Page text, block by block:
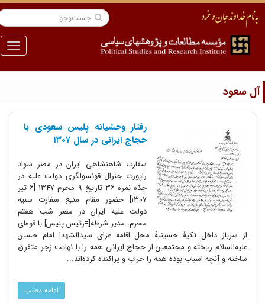
منو
سعود
رفتار وحشیانه پلیس سعودی با
حجاج ایرانی در سال ۱۳۰۷
سفارت شاهنشاهی ایران در مصر سواد
راپورت جنرال قونسولگری دولت علیه در
جدّه نمره ۳۶ تاریخ ۹ محرم ۱۳۴۷ [۶ تیر
۱۳۰۷] حضور مقام منیع سفارت سنیه
دولت علیه ایران در مصر شب هفتم
محرم، مدیر شرطه[=رئیس پلیس] با قوه‌ای
از سرباز داخل تکیۀ حسینیۀ محل اقامه عزای سیدالشهدا امام حسین
علیه‌السلام ریخته و مجتمعین از حجاج ایرانی همه را با نهایت زجر متفرق
ساخته و آنچه اسباب بوده همه را خراب و پراکنده کرده‌اند...
ادامه مطلب